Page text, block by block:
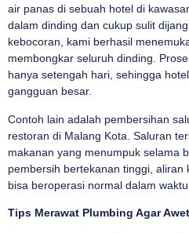
air panas di sebuah hotel di
dalam dinding dan cukup sulit
kebocoran, kami berhasil
membongkar seluruh dinding.
hanya setengah hari, sehingga
gangguan besar.
Contoh lain adalah pembersihan
restoran di Malang Kota. Saluran
makanan yang menumpuk selama
pembersih bertekanan tinggi, aliran
bisa beroperasi normal dalam waktu
Tips Merawat Plumbing Agar Awet